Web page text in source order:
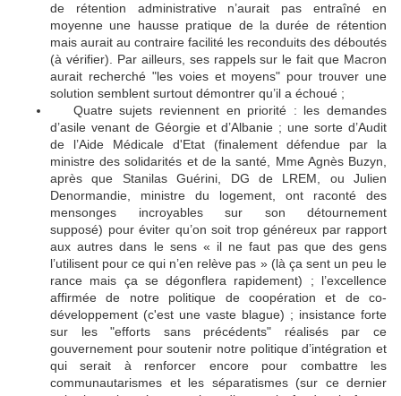
de rétention administrative n’aurait pas entraîné en
moyenne une hausse pratique de la durée de rétention
mais aurait au contraire facilité les reconduits des déboutés
(à vérifier). Par ailleurs, ses rappels sur le fait que Macron
aurait recherché "les voies et moyens" pour trouver une
solution semblent surtout démontrer qu’il a échoué ;
Quatre sujets reviennent en priorité : les demandes
d’asile venant de Géorgie et d’Albanie ; une sorte d’Audit
de l’Aide Médicale d'Etat (finalement défendue par la
ministre des solidarités et de la santé, Mme Agnès Buzyn,
après que Stanilas Guérini, DG de LREM, ou Julien
Denormandie, ministre du logement, ont raconté des
mensonges incroyables sur son détournement
supposé) pour éviter qu’on soit trop généreux par rapport
aux autres dans le sens « il ne faut pas que des gens
l’utilisent pour ce qui n’en relève pas » (là ça sent un peu le
rance mais ça se dégonflera rapidement) ; l’excellence
affirmée de notre politique de coopération et de co-
développement (c'est une vaste blague) ; insistance forte
sur les "efforts sans précédents" réalisés par ce
gouvernement pour soutenir notre politique d’intégration et
qui serait à renforcer encore pour combattre les
communautarismes et les séparatismes (sur ce dernier